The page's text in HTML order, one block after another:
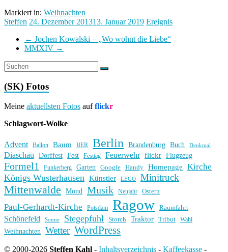
Markiert in: Weihnachten
Steffen 24. Dezember 201313. Januar 2019 Ereignis
← Jochen Kowalski – „Wo wohnt die Liebe“
MMXIV →
(SK) Fotos
Meine aktuellsten Fotos aufflickr
Schlagwort-Wolke
Advent Ballon Baum BER Berlin Brandenburg Buch Denkmal
Diaschau Dorffest Fest Festtag Feuerwehr flickr Flugzeug
Formel1 Funkerberg Garten Google Handy Homepage Kirche
Königs Wusterhausen Künstler LEGO Minitruck
Mittenwalde Mond Musik Neujahr Ostern
Paul-Gerhardt-Kirche Potsdam Ragow Raumfahrt
Schönefeld Sonne Stegepfuhl Storch Traktor Tribut Wahl
Weihnachten Wetter WordPress
© 2000-2026 Steffen Kahl - Inhaltsverzeichnis - Kaffeekasse -